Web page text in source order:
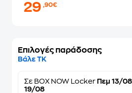
29,90€
Επιλογές παράδοσης
Βάλε ΤΚ
Σε BOX NOW Locker Πεμ 13/08
19/08